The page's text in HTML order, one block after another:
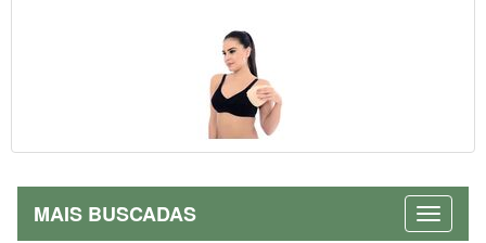
MAIS BUSCADAS